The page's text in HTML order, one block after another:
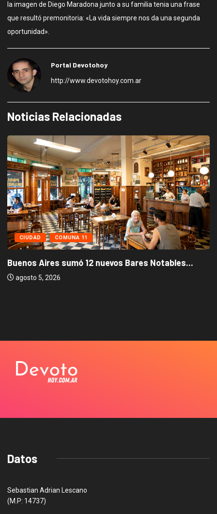
la imagen de Diego Maradona junto a su familia tenia una frase
que resultó premonitoria: «La vida siempre nos da una segunda
oportunidad».
Portal Devotohoy
http://www.devotohoy.com.ar
Noticias Relacionadas
COMUNA 11
Aires sumó 12 nuevos Bares Notables...
5, 2026
Datos
Sebastian Adrian Lescano
(M.P: 14737)